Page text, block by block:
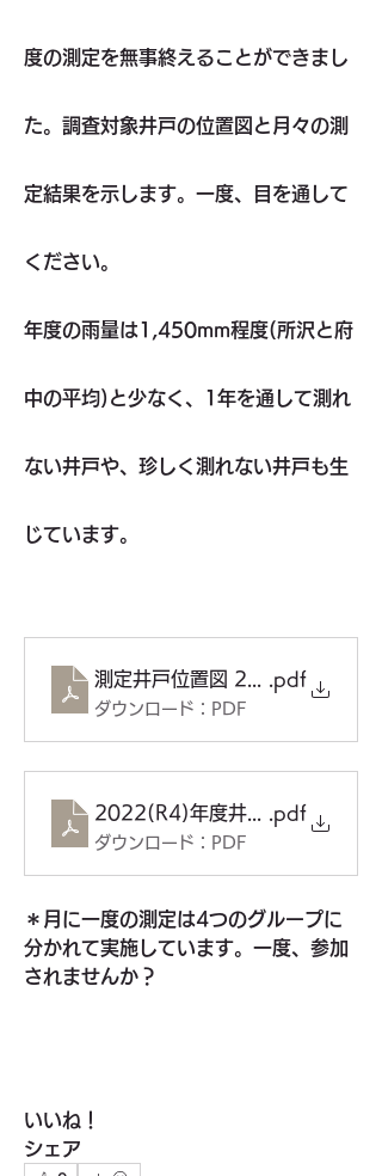
度の測定を無事終えることができまし
た。調査対象井戸の位置図と月々の測
定結果を示します。一度、目を通して
ください。
年度の雨量は1,450mm程度(所沢と府
中の平均)と少なく、1年を通して測れ
ない井戸や、珍しく測れない井戸も生
じています。
測定井戸位置図 2023.4.19
.pdf
ダウンロード：PDF
2022(R4)年度井戸水位測定結
.pdf
ダウンロード：PDF
＊月に一度の測定は4つのグループに
分かれて実施しています。一度、参加
されませんか？
いいね！
シェア